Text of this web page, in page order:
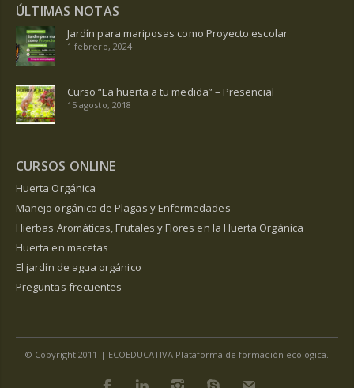
ÚLTIMAS NOTAS
Jardín para mariposas como Proyecto escolar
1 febrero, 2024
Curso “La huerta a tu medida” – Presencial
15 agosto, 2018
CURSOS ONLINE
Huerta Orgánica
Manejo orgánico de Plagas y Enfermedades
Hierbas Aromáticas, Frutales y Flores en la Huerta Orgánica
Huerta en macetas
El jardín de agua orgánico
Preguntas frecuentes
© Copyright 2011 | ECOEDUCATIVA Plataforma de formación ecológica.